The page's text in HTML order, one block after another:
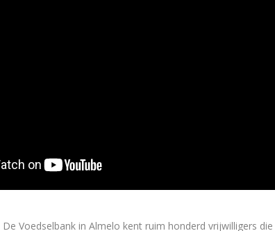
De Voedselbank in Almelo kent ruim honderd vrijwilligers